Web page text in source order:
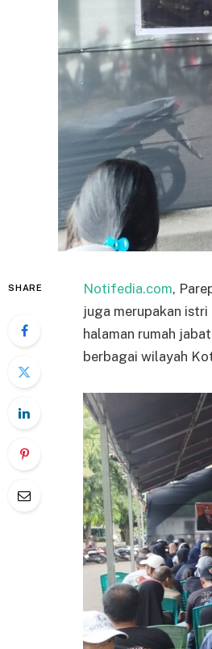
SHARE Notifedia.com,
juga merupakan
halaman rumah
berbagai wilayah